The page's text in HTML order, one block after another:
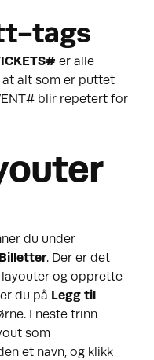
tags
er alle
alt som er puttet
blir repetert for
du under
. Der er det
layouter og opprette
du på Legg til
I neste trinn
som
et navn, og klikk